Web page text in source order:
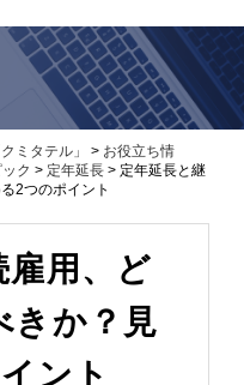
ミタテル」 > お役立ち情
ク > 定年延長 > 定年延長と継
2つのポイント
雇用、ど
きか？見
ント